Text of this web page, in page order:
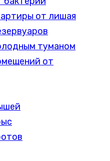
от лишая
туманом
от